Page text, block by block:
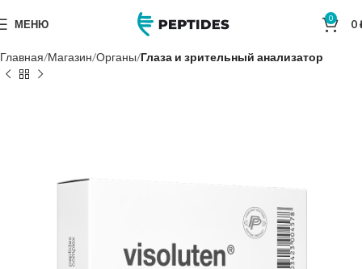
МЕНЮ 0 0
Главная Магазин Органы Глаза и зрительный анализатор